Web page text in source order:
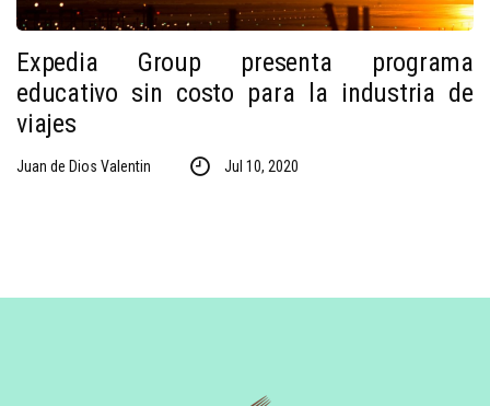
Expedia Group presenta programa
educativo sin costo para la industria de
viajes
Juan de Dios Valentin Jul 10, 2020